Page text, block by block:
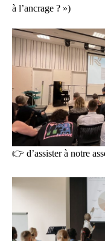
à l’ancrage ? »)
👉 d’assister à notre